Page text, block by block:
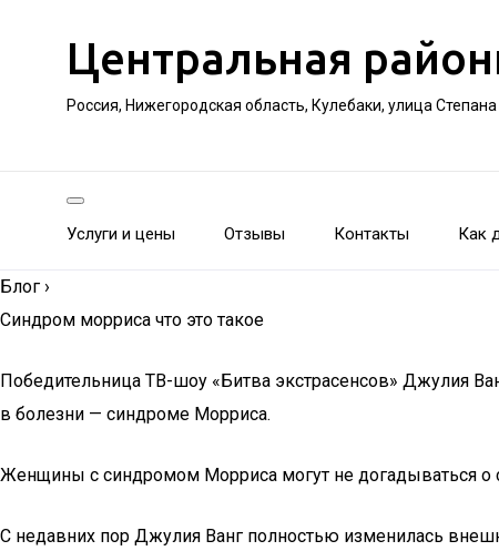
Центральная
Россия, Нижегородская область, Кулебаки, улица
Услуги и цены Отзывы Контакты Как
Блог ›
Синдром морриса что это такое
Победительница ТВ-шоу «Битва экстрасенсов» Джулия
в болезни — синдроме Морриса.
Женщины с синдромом Морриса могут не догадываться о
С недавних пор Джулия Ванг полностью изменилась